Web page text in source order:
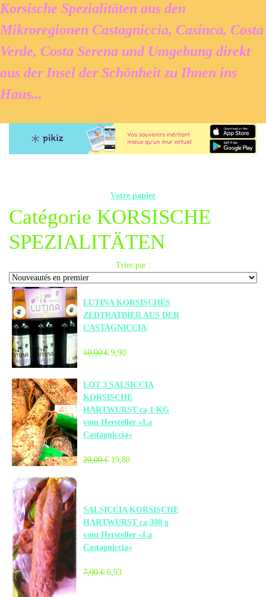
Korsische Spezialitäten aus den
Mikroregionen Castagniccia, Casinca, Costa
Verde, Costa Serena und Umgebung direkt
aus der Insel der Schönheit zu Ihnen ins
Haus...
Votre panier
Catégorie KORSISCHE
SPEZIALITÄTEN
Trier par :
LUTINA KORSISCHES
ZEDTRATBIER AUS DER
CASTAGNICCIA
10,00 € 9,90
LOT 3 SALSICCIA
KORSISCHE
HARTWURST ca 1 KG
vom Hersteller «La
Castagniccia»
20,00 € 19,80
SALSICCIA KORSISCHE
HARTWURST ca 300 g
vom Hersteller «La
Castagniccia»
7,00 € 6,93